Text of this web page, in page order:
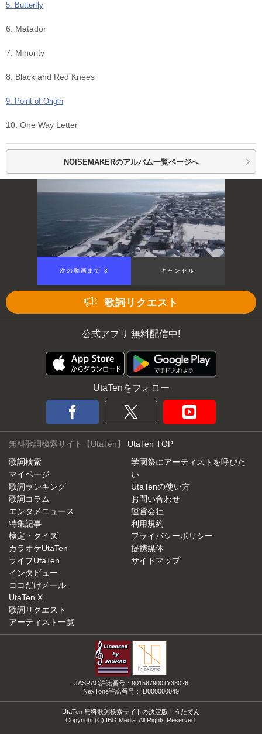
5. Butterfly
6. Matador
7. Minority
8. Black and Red Knees
9. Point of Origin
10. One Way Letter
NOISEMAKERのアルバム一覧ページへ
次の動画まで 3 キャンセル
歌詞リクエスト
公式アプリ 無料配信中!
UtaTenをフォロー
無料歌詞検索サイト【UtaTen】 UtaTen TOP
歌詞検索
マイページ
歌詞ランキング
歌詞コラム
エンタメニュース
特集記事
検定・クイズ
カラオケUtaTen
ライブUtaTen
インタビュー
ココだけメール
UtaTen X
歌詞リクエスト
アーティスト一覧
学園祭にアーティストを呼びた
い
UtaTenの使い方
お問い合わせ
運営会社
利用規約
プライバシーポリシー
提携媒体
サイトマップ
JASRAC許諾番号：9015879001Y38026
NexTone許諾番号：ID000000049
UtaTen 無料歌詞検索サイトの決定版！うたてん
Copyright (C) IBG Media. All Rights Reserved.